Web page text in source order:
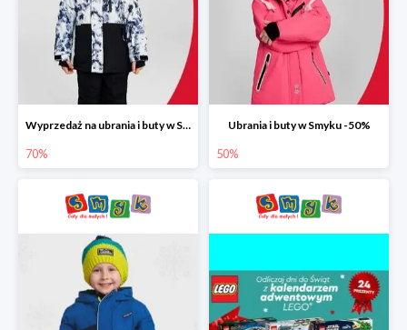
Wyprzedaż na ubrania i buty w Smyku do -70%
70%
Ubrania i buty w Smyku -50%
50%